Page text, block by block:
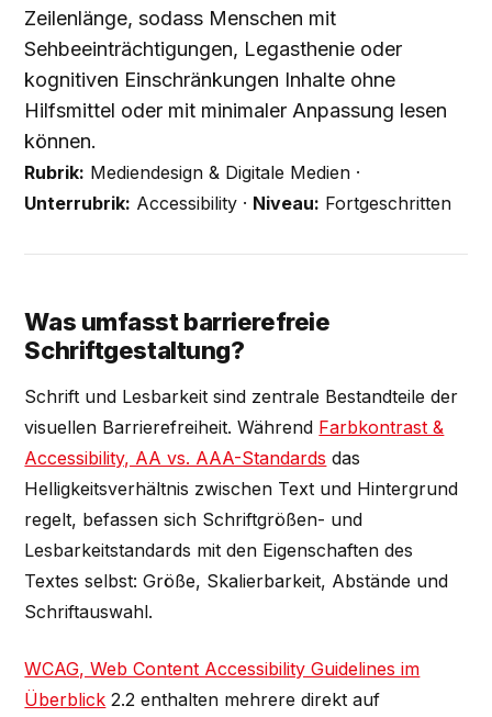
Zeilenlänge, sodass Menschen mit
Sehbeeinträchtigungen, Legasthenie oder
kognitiven Einschränkungen Inhalte ohne
Hilfsmittel oder mit minimaler Anpassung lesen
können.
Rubrik: Mediendesign & Digitale Medien ·
Unterrubrik: Accessibility · Niveau: Fortgeschritten
Was umfasst barrierefreie
Schriftgestaltung?
Schrift und Lesbarkeit sind zentrale Bestandteile der
visuellen Barrierefreiheit. Während Farbkontrast &
Accessibility, AA vs. AAA-Standards das
Helligkeitsverhältnis zwischen Text und Hintergrund
regelt, befassen sich Schriftgrößen- und
Lesbarkeitstandards mit den Eigenschaften des
Textes selbst: Größe, Skalierbarkeit, Abstände und
Schriftauswahl.
WCAG, Web Content Accessibility Guidelines im
Überblick 2.2 enthalten mehrere direkt auf